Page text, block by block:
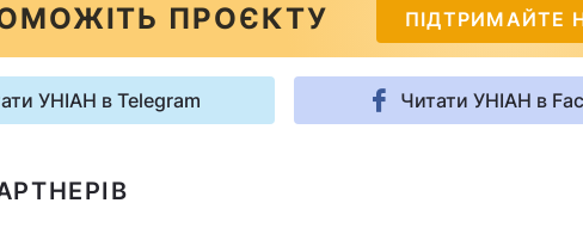
ПРОЄКТУ ПІДТРИМАЙТЕ
УНІАН в Telegram Читати УНІАН в